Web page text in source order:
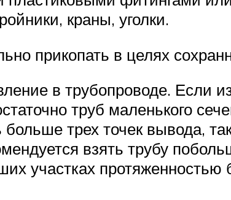
краны, уголки.
прикопать в целях
в трубопроводе. Если
труб маленького
больше трех точек вывода,
взять трубу
участках протяженностью